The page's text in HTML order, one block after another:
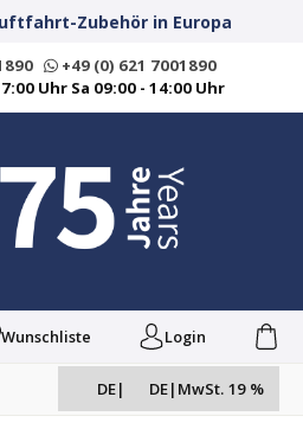
Zubehör in Europa
+49 (0) 621 7001890
Uhr Sa 09:00 - 14:00 Uhr
Wunschliste Login
DE| DE| MwSt. 19 %